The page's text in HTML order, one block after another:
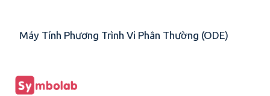
Máy Tính Phương Trình Vi Phân Thường (ODE)